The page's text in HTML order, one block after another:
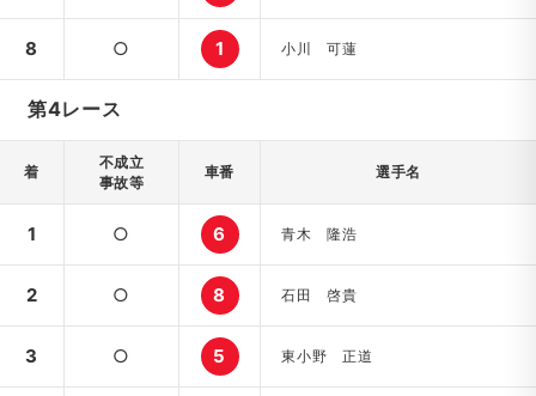
8 ○ 1 小川 可蓮
第4レース
着
不成立
事故等
車番 選手名
1 ○ 6 青木 隆浩
2 ○ 8 石田 啓貴
3 ○ 5 東小野 正道